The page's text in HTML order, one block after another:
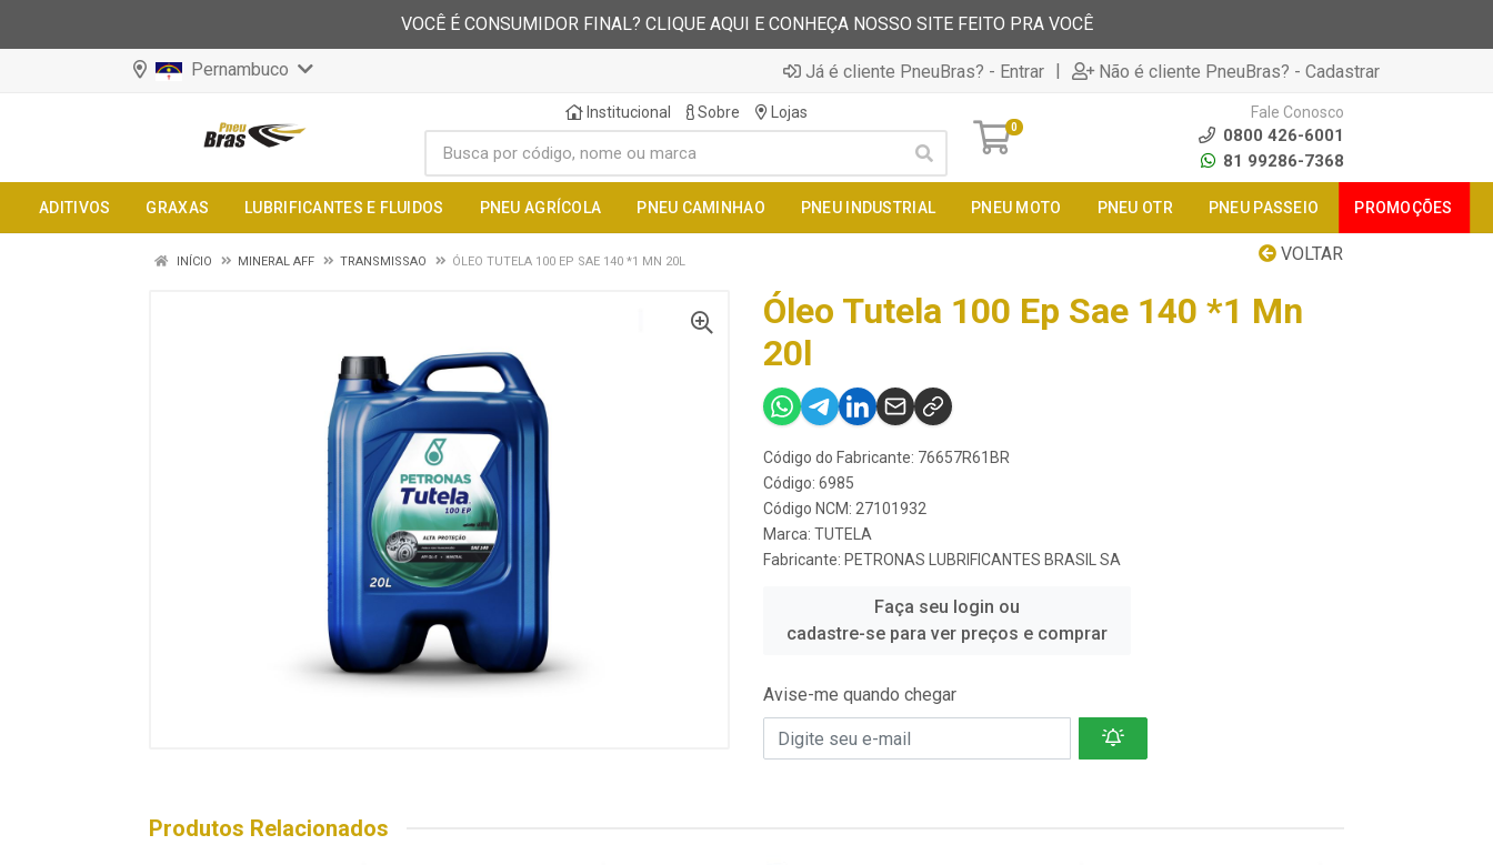
VOCÊ É CONSUMIDOR FINAL? CLIQUE AQUI E CONHEÇA NOSSO SITE FEITO PRA VOCÊ
Pernambuco Já é cliente PneuBras? - Entrar | Não é cliente PneuBras? - Cadastrar
Institucional Sobre Lojas
0
Fale Conosco
0800 426-6001
81 99286-7368
ADITIVOS GRAXAS LUBRIFICANTES E FLUIDOS PNEU AGRÍCOLA PNEU CAMINHAO PNEU INDUSTRIAL PNEU MOTO PNEU OTR PNEU PASSEIO PROMOÇÕES
VOLTAR
INÍCIO MINERAL AFF TRANSMISSAO ÓLEO TUTELA 100 EP SAE 140 *1 MN 20L
Óleo Tutela 100 Ep Sae 140 *1 Mn
20l
Código do Fabricante: 76657R61BR
Código: 6985
Código NCM: 27101932
Marca: TUTELA
Fabricante: PETRONAS LUBRIFICANTES BRASIL SA
Faça seu login ou
cadastre-se para ver preços e comprar
Avise-me quando chegar
Produtos Relacionados